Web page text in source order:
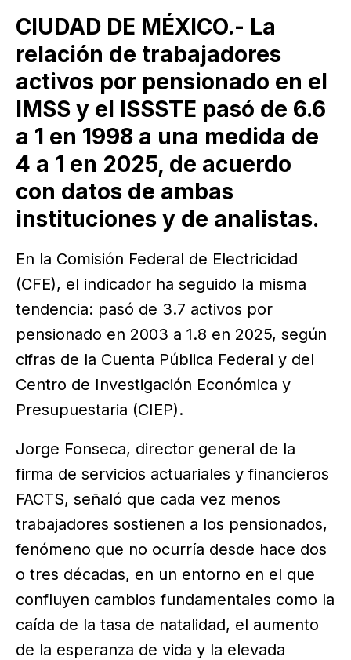
CIUDAD DE MÉXICO.- La
relación de trabajadores
activos por pensionado en el
IMSS y el ISSSTE pasó de 6.6
a 1 en 1998 a una medida de
4 a 1 en 2025, de acuerdo
con datos de ambas
instituciones y de analistas.
En la Comisión Federal de Electricidad
(CFE), el indicador ha seguido la misma
tendencia: pasó de 3.7 activos por
pensionado en 2003 a 1.8 en 2025, según
cifras de la Cuenta Pública Federal y del
Centro de Investigación Económica y
Presupuestaria (CIEP).
Jorge Fonseca, director general de la
firma de servicios actuariales y financieros
FACTS, señaló que cada vez menos
trabajadores sostienen a los pensionados,
fenómeno que no ocurría desde hace dos
o tres décadas, en un entorno en el que
confluyen cambios fundamentales como la
caída de la tasa de natalidad, el aumento
de la esperanza de vida y la elevada